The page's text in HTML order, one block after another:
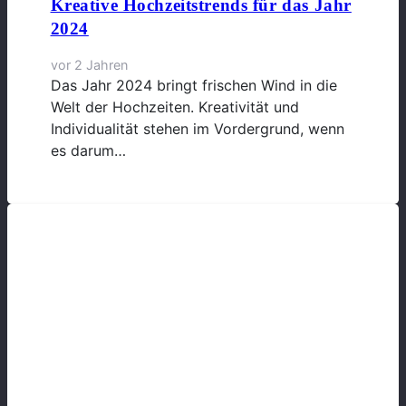
Kreative Hochzeitstrends für das Jahr
2024
vor 2 Jahren
Das Jahr 2024 bringt frischen Wind in die
Welt der Hochzeiten. Kreativität und
Individualität stehen im Vordergrund, wenn
es darum…